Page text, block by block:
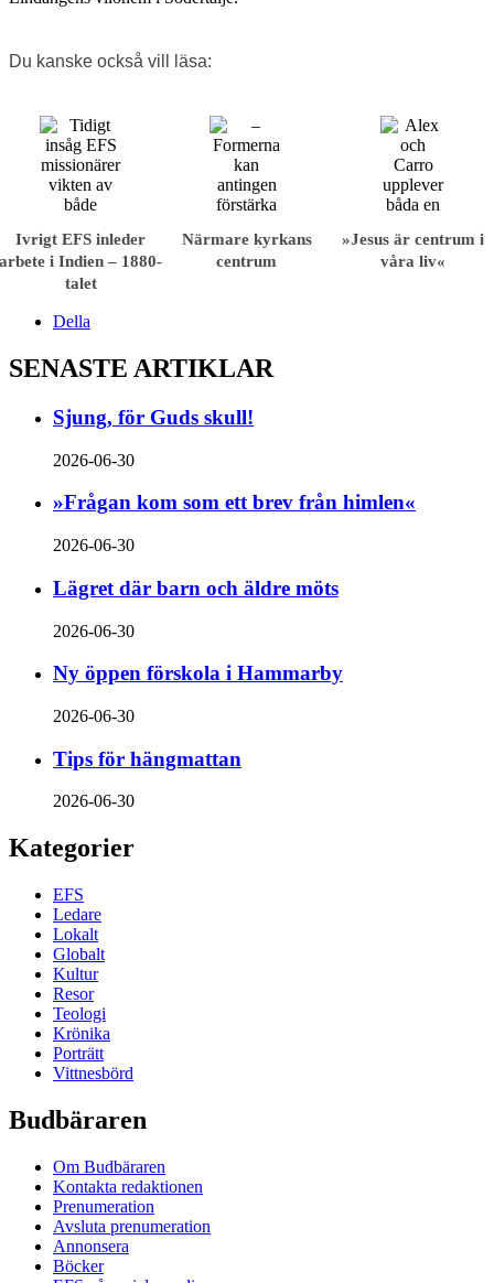
Du kanske också vill läsa:
Ivrigt EFS inleder
arbete i Indien – 1880-
talet
Närmare kyrkans
centrum
»Jesus är centrum i
våra liv«
Della
SENASTE ARTIKLAR
Sjung, för Guds skull!
2026-06-30
»Frågan kom som ett brev från himlen«
2026-06-30
Lägret där barn och äldre möts
2026-06-30
Ny öppen förskola i Hammarby
2026-06-30
Tips för hängmattan
2026-06-30
Kategorier
EFS
Ledare
Lokalt
Globalt
Kultur
Resor
Teologi
Krönika
Porträtt
Vittnesbörd
Budbäraren
Om Budbäraren
Kontakta redaktionen
Prenumeration
Avsluta prenumeration
Annonsera
Böcker